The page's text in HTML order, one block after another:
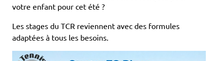
votre enfant pour cet été ?
Les stages du TCR reviennent avec des formules
adaptées à tous les besoins.